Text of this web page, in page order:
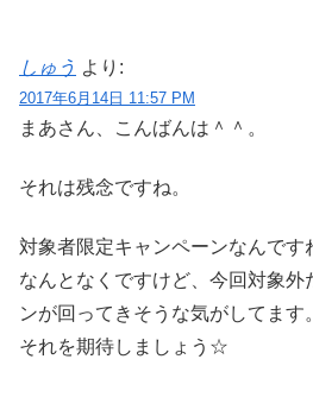
しゅう より:
2017年6月14日 11:57 PM
まあさん、こんばんは＾＾。
それは残念ですね。
対象者限定キャンペーンなんです
なんとなくですけど、今回対象外
ンが回ってきそうな気がしてます。
それを期待しましょう☆